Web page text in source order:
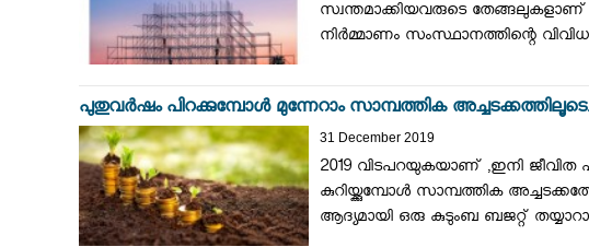
സ്വന്തമാക്കിയവരുടെ തേങ്ങലുകളാണ്
നിർമ്മാണം സംസ്ഥാനത്തിന്റെ
പുതുവർഷം പിറക്കുമ്പോൾ മുന്നേറാം സാമ്പത്തിക
31 December 2019
2019 വിടപറയുകയാണ് ,ഇനി
കുറിയ്ക്കുമ്പോൾ സാമ്പത്തിക
ആദ്യമായി ഒരു കുടുംബ ബജറ്റ്